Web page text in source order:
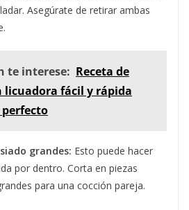
Asegúrate de retirar ambas
te interese: Receta de
licuadora fácil y rápida
grandes: Esto puede hacer
por dentro. Corta en piezas
para una cocción pareja.